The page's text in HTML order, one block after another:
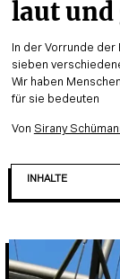
laut und
In der Vorrunde der
sieben
Wir haben
für sie bedeuten
Von Sirany
INHALTE
JANA, 35: „ES
ALIM, 36: